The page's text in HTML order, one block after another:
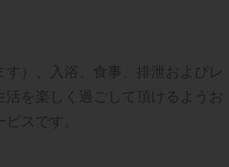
）、入浴、食事、排泄およびレ
を楽しく過ごして頂けるようお
スです。